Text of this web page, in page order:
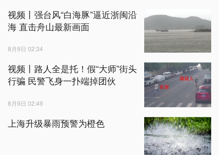
视频丨强台风“白海豚”逼近浙闽沿
海 直击舟山最新画面
8月9日 02:34
视频丨路人全是托！假“大师”街头
行骗 民警飞身一扑端掉团伙
8月9日 02:49
上海升级暴雨预警为橙色